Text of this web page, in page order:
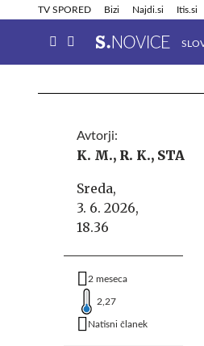
TV SPORED Bizi Najdi.si Itis.si
Info in obvestila
Avtorji:
K. M., R. K., STA
Sreda,
3. 6. 2026,
18.36
2 meseca
2,27
Natisni članek